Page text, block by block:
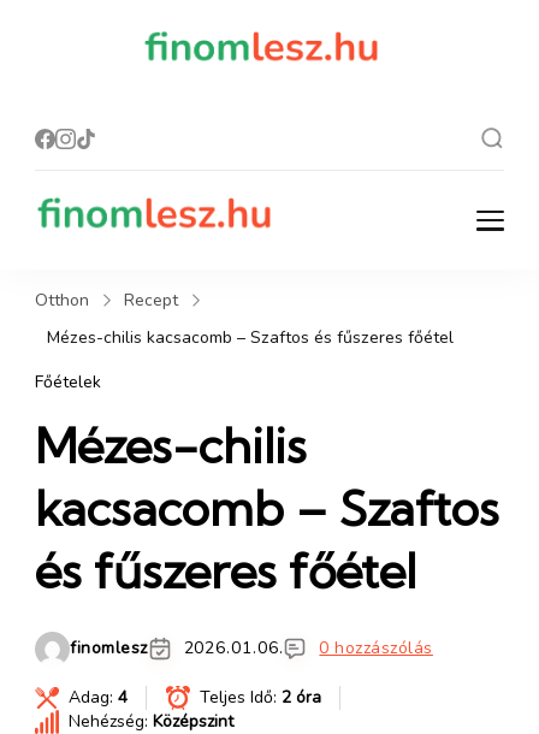
finomlesz.hu
Recept, ami finom lesz.
Otthon
Recept
Mézes-chilis kacsacomb – Szaftos és fűszeres főétel
Főételek
Mézes-chilis
kacsacomb – Szaftos
és fűszeres főétel
finomlesz 2026.01.06. 0 hozzászólás
Adag: 4 Teljes Idő: 2 óra
Nehézség: Középszint